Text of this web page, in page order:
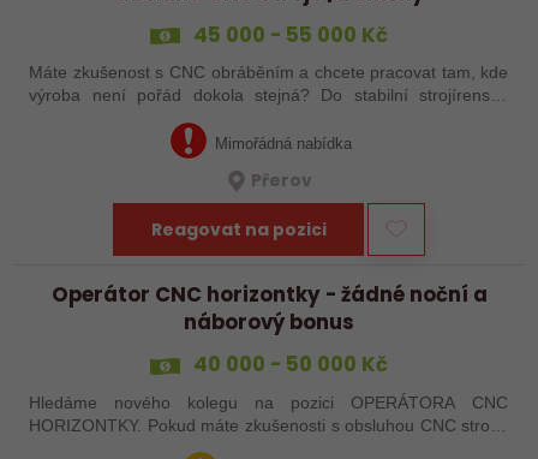
45 000 - 55 000 Kč
Máte zkušenost s CNC obráběním a chcete pracovat tam, kde
výroba není pořád dokola stejná? Do stabilní strojírenské
zakázkovou výrobu. Čeká Vás…Mimořádná nabídka
Přerov
Reagovat na pozici
Operátor CNC horizontky - žádné noční a
náborový bonus
40 000 - 50 000 Kč
Hledáme nového kolegu na pozici OPERÁTORA CNC
HORIZONTKY. Pokud máte zkušenosti s obsluhou CNC strojů,
orientujete se ve výkresové dokumentaci a máte chuť naučit se